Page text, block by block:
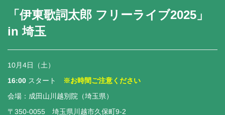
「伊東歌詞太郎 フリーライブ2025」
in 埼玉
10月4日（土）
16:00 スタート ※お時間ご注意ください
会場：成田山川越別院（埼玉県）
〒350-0055 埼玉県川越市久保町9-2